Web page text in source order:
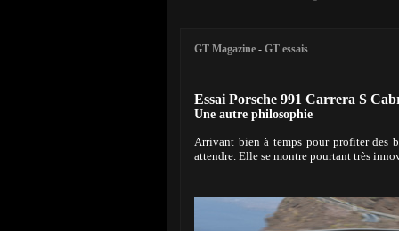
GT Magazine - GT essais
Essai Porsche 991 Carrera S
Une autre philosophie
Arrivant bien à temps pour profiter des
attendre. Elle se montre pourtant très